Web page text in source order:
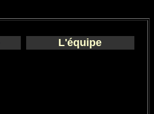
L'équipe